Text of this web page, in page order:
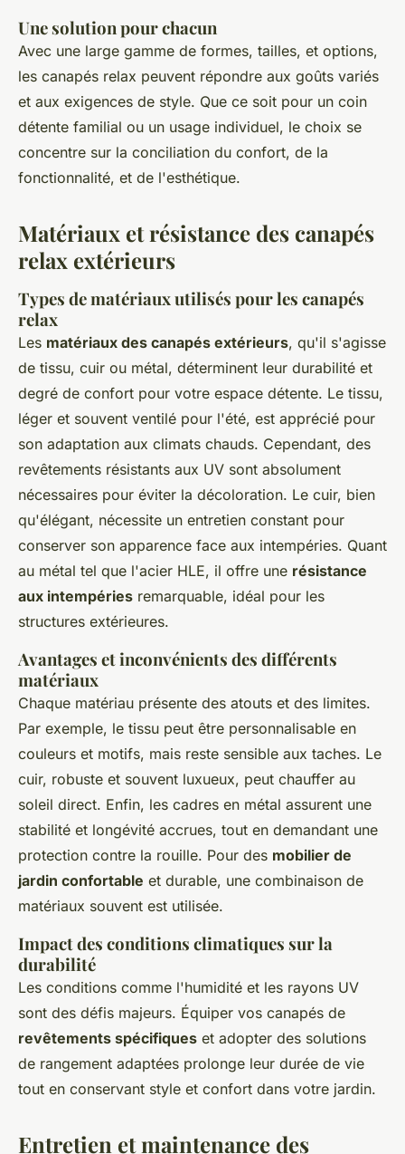
Une solution pour chacun
Avec une large gamme de formes, tailles, et options,
les canapés relax peuvent répondre aux goûts variés
et aux exigences de style. Que ce soit pour un coin
détente familial ou un usage individuel, le choix se
concentre sur la conciliation du confort, de la
fonctionnalité, et de l'esthétique.
Matériaux et résistance des canapés
relax extérieurs
Types de matériaux utilisés pour les canapés
relax
Les matériaux des canapés extérieurs, qu'il s'agisse
de tissu, cuir ou métal, déterminent leur durabilité et
degré de confort pour votre espace détente. Le tissu,
léger et souvent ventilé pour l'été, est apprécié pour
son adaptation aux climats chauds. Cependant, des
revêtements résistants aux UV sont absolument
nécessaires pour éviter la décoloration. Le cuir, bien
qu'élégant, nécessite un entretien constant pour
conserver son apparence face aux intempéries. Quant
au métal tel que l'acier HLE, il offre une résistance
aux intempéries remarquable, idéal pour les
structures extérieures.
Avantages et inconvénients des différents
matériaux
Chaque matériau présente des atouts et des limites.
Par exemple, le tissu peut être personnalisable en
couleurs et motifs, mais reste sensible aux taches. Le
cuir, robuste et souvent luxueux, peut chauffer au
soleil direct. Enfin, les cadres en métal assurent une
stabilité et longévité accrues, tout en demandant une
protection contre la rouille. Pour des mobilier de
jardin confortable et durable, une combinaison de
matériaux souvent est utilisée.
Impact des conditions climatiques sur la
durabilité
Les conditions comme l'humidité et les rayons UV
sont des défis majeurs. Équiper vos canapés de
revêtements spécifiques et adopter des solutions
de rangement adaptées prolonge leur durée de vie
tout en conservant style et confort dans votre jardin.
Entretien et maintenance des